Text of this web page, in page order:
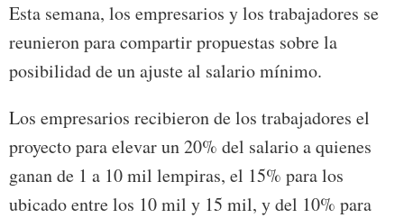
Esta semana, los empresarios y los trabajadores se
reunieron para compartir propuestas sobre la
posibilidad de un ajuste al salario mínimo.
Los empresarios recibieron de los trabajadores el
proyecto para elevar un 20% del salario a quienes
ganan de 1 a 10 mil lempiras, el 15% para los
ubicado entre los 10 mil y 15 mil, y del 10% para